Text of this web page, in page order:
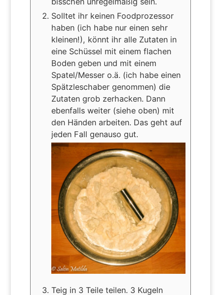
Solltet ihr keinen Foodprozessor
haben (ich habe nur einen sehr
kleinen!), könnt ihr alle Zutaten in
eine Schüssel mit einem flachen
Boden geben und mit einem
Spatel/Messer o.ä. (ich habe einen
Spätzleschaber genommen) die
Zutaten grob zerhacken. Dann
ebenfalls weiter (siehe oben) mit
den Händen arbeiten. Das geht auf
jeden Fall genauso gut.
Teig in 3 Teile teilen. 3 Kugeln